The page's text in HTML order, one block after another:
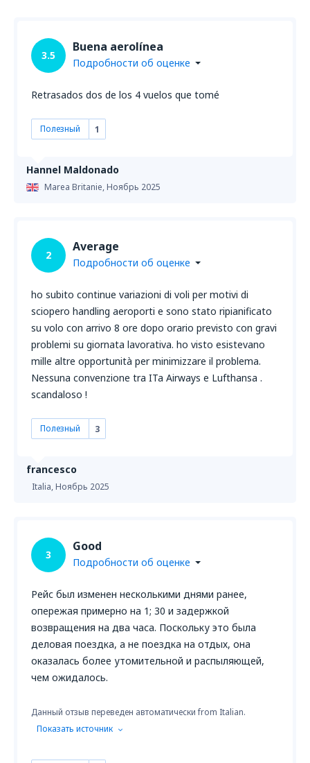
Hannel Maldonado
Marea Britanie,Ноябрь 2025
3.5
Buena aerolínea
Подробности об оценке
Retrasados dos de los 4 vuelos que tomé
Полезный 1
francesco
Italia,Ноябрь 2025
2
Average
Подробности об оценке
ho subito continue variazioni di voli per motivi di
sciopero handling aeroporti e sono stato ripianificato
su volo con arrivo 8 ore dopo orario previsto con gravi
problemi su giornata lavorativa. ho visto esistevano
mille altre opportunità per minimizzare il problema.
Nessuna convenzione tra ITa Airways e Lufthansa .
scandaloso !
Полезный 3
3
Good
Подробности об оценке
Рейс был изменен несколькими днями ранее,
опережая примерно на 1; 30 и задержкой
возвращения на два часа. Поскольку это была
деловая поездка, а не поездка на отдых, она
оказалась более утомительной и распыляющей,
чем ожидалось.
Данный отзыв переведен автоматически from Italian.
Показать источник